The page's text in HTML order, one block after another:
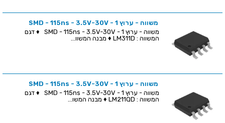
משווה - ערוץ 1 - SMD - 115ns - 3.5V-30V
משווה - ערוץ 1 - SMD - 115ns - 3.5V-30V ♦ דגם
המשווה : LM311D ♦ מבנה המשוו...
משווה - ערוץ 1 - SMD - 115ns - 3.5V-30V
משווה - ערוץ 1 - SMD - 115ns - 3.5V-30V ♦ דגם
המשווה : LM211QD ♦ מבנה המשו...